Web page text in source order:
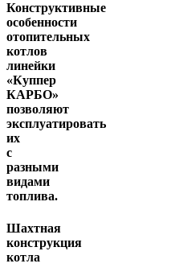
Конструктивные
особенности
отопительных
котлов
линейки
«Куппер
КАРБО»
позволяют
эксплуатировать
их
с
разными
видами
топлива.
Шахтная
конструкция
котла